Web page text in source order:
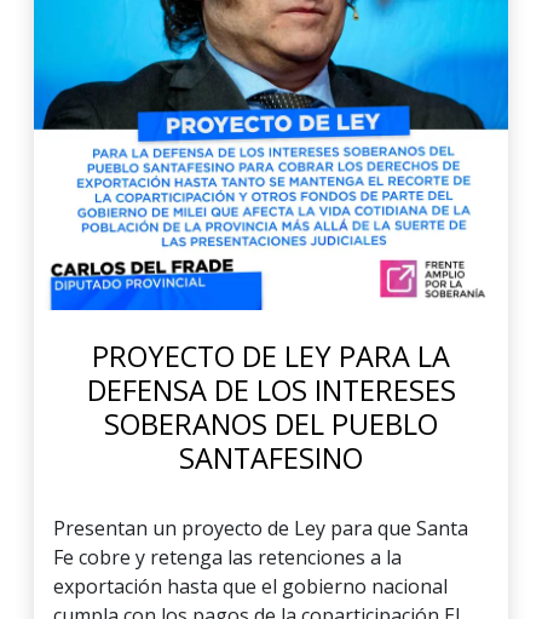
PROYECTO DE LEY PARA LA
DEFENSA DE LOS INTERESES
SOBERANOS DEL PUEBLO
SANTAFESINO
Presentan un proyecto de Ley para que Santa
Fe cobre y retenga las retenciones a la
exportación hasta que el gobierno nacional